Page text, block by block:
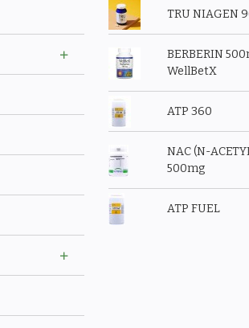
TRU NIAGEN
BERBERIN
WellBetX
ATP 360
NAC (N-
500mg
ATP FUEL